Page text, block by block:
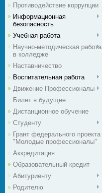
Противодействие коррупции
Информационная
безопасность
Учебная работа
Научно-методическая работа
в колледже
Наставничество
Воспитательная работа
Движение Профессионалы
Билет в будущее
Дистанционное обучение
Студенту
Грант федерального проекта
"Молодые профессионалы"
Аккредитация
Образовательный кредит
Абитуриенту
Родителю